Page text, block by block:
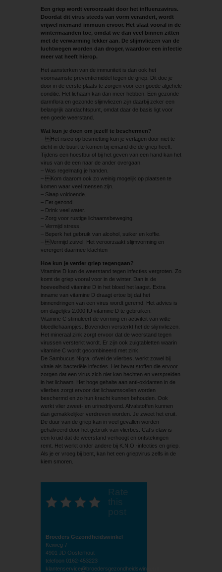
Een griep wordt veroorzaakt door het influenzavirus.
Doordat dit virus steeds van vorm verandert, wordt
vrijwel niemand immuun ervoor. Het slaat vooral in de
wintermaanden toe, omdat we dan veel binnen zitten
met de verwarming lekker aan. De slijmvliezen van de
luchtwegen worden dan droger, waardoor een infectie
meer vat heeft hierop.
Het aansterken van de immuniteit is dan ook het
voornaamste preventiemiddel tegen de griep. Dit doe je
door in de eerste plaats te zorgen voor een goede algehele
conditie. Het lichaam kan dan meer hebben. Een gezonde
darmflora en gezonde slijmvliezen zijn daarbij zeker een
belangrijk aandachtspunt, omdat daar de basis ligt voor
een goede weerstand.
Wat kun je doen om jezelf te beschermen?
– Het risico op besmetting kun je verlagen door niet te
dicht in de buurt te komen bij iemand die de griep heeft.
Tijdens een hoestbui of bij het geven van een hand kan het
virus van de een naar de ander overgaan.
– Was regelmatig je handen.
– Kom daarom ook zo weinig mogelijk op plaatsen te
komen waar veel mensen zijn.
– Slaap voldoende.
– Eet gezond.
– Drink veel water.
– Zorg voor rustige lichaamsbeweging.
– Vermijd stress.
– Beperk het gebruik van alcohol, suiker en koffie.
– Vermijd zuivel. Het veroorzaakt slijmvorming en
verergert daarmee klachten
Hoe kun je verder griep tegengaan?
Vitamine D kan de weerstand tegen infecties vergroten. Zo
komt de griep vooral voor in de winter. Dan is de
hoeveelheid vitamine D in het bloed het laagst. Extra
inname van vitamine D draagt ertoe bij dat het
binnendringen van een virus wordt geremd. Het advies is
om dagelijks 2.000 IU vitamine D te gebruiken.
Vitamine C stimuleert de vorming en activiteit van witte
bloedlichaampjes. Bovendien versterkt het de slijmvliezen.
Het mineraal zink zorgt ervoor dat de weerstand tegen
virussen versterkt wordt. Er zijn ook zuigtabletten waarin
vitamine C wordt gecombineerd met zink.
De Sambucus Nigra, ofwel de vlierbes, werkt zowel bij
virale als bacteriële infecties. Het bevat stoffen die ervoor
zorgen dat een virus zich niet kan hechten en verspreiden
in het lichaam. Het hoge gehalte aan anti-oxidanten in de
vlierbes zorgt ervoor dat lichaamscellen worden
beschermd en zo hun kracht kunnen behouden. Ook
werkt vlier zweet- en urinedrijvend. Afvalstoffen kunnen
dan gemakkelijker verdreven worden. Je zweet het eruit.
De duur van de griep kan in veel gevallen worden
gehalveerd door het gebruik van vlierbes. Cat’s claw is
een kruid dat de weerstand verhoogt en ontstekingen
remt. Het werkt onder andere bij K.N.O.-infecties en griep.
Als je er vroeg bij bent, kan het een griepvirus zelfs in de
kiem smoren.
Rate
this
post
Broeders Gezondheidswinkel
Keiweg 7
4901 JD Oosterhout
telefoon 0162-453223
klantenservice@broedersgezondheidswinkel.nl